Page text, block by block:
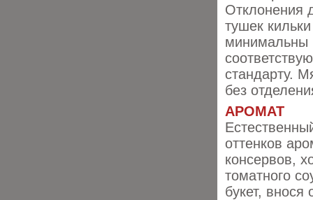
Отклонения
тушек
минимальны
стандарту.
без
АРОМАТ
оттенков
консервов,
томатного
букет, внося